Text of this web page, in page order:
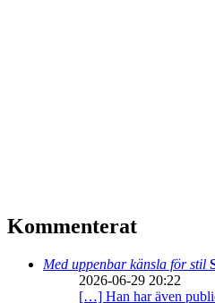
Kommenterat
Med uppenbar känsla för stil
2026-06-29 20:22
[…] Han har även